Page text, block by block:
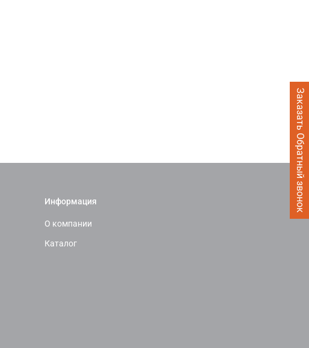
Заказать Обратный звонок
Информация
О компании
Каталог